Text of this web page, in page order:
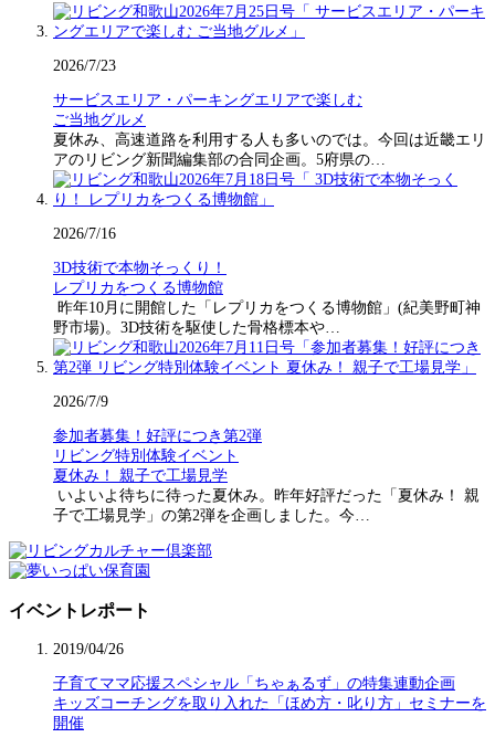
2026/7/23
サービスエリア・パーキングエリアで楽しむ
ご当地グルメ
夏休み、高速道路を利用する人も多いのでは。今回は近畿エリ
アのリビング新聞編集部の合同企画。5府県の…
2026/7/16
3D技術で本物そっくり！
レプリカをつくる博物館
昨年10月に開館した「レプリカをつくる博物館」(紀美野町神
野市場)。3D技術を駆使した骨格標本や…
2026/7/9
参加者募集！好評につき第2弾
リビング特別体験イベント
夏休み！ 親子で工場見学
いよいよ待ちに待った夏休み。昨年好評だった「夏休み！ 親
子で工場見学」の第2弾を企画しました。今…
イベントレポート
2019/04/26
子育てママ応援スペシャル「ちゃぁるず」の特集連動企画
キッズコーチングを取り入れた「ほめ方・叱り方」セミナーを
開催